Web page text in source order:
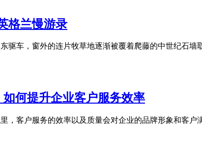
格兰慢游录
驱车，窗外的连片牧草地逐渐被覆着爬藤的中世纪石
何提升企业客户服务效率
，客户服务的效率以及质量会对企业的品牌形象和客